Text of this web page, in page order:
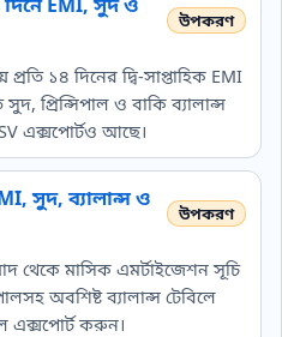
১৪ দিনের দ্বি‑সাপ্তাহিক EMI
প্রিন্সিপাল ও বাকি ব্যালান্স
এক্সপোর্টও আছে।
সুদ, ব্যালান্স ও
থেকে মাসিক এমর্টাইজেশন সূচি
অবশিষ্ট ব্যালান্স টেবিলে
এক্সপোর্ট করুন।